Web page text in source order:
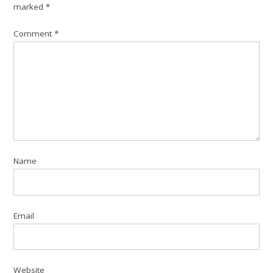
marked*
Comment*
Name
Email
Website